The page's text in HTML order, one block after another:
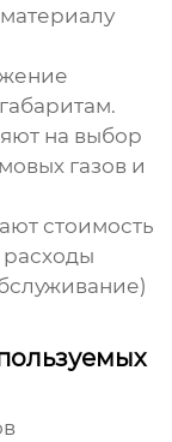
на выбор
газов и
стоимость
расходы